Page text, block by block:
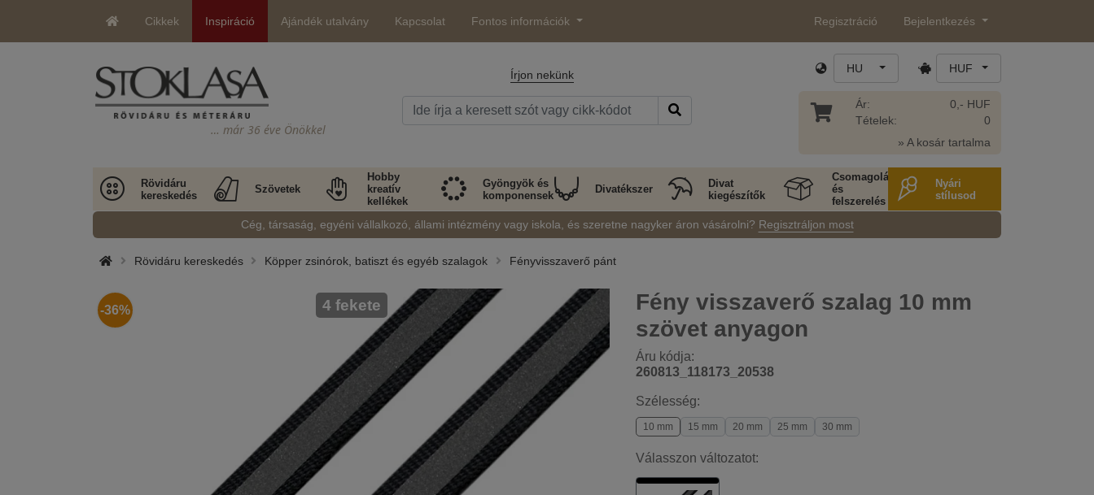
Cikkek Inspiráció Ajándék utalvány Kapcsolat Fontos információk Regisztráció Bejelentkezés
… már 36 éve Önökkel
Írjon nekünk HU HUF
Ár:
Tételek:
0,- HUF
0
» A kosár tartalma
Rövidáru
kereskedés
Szövetek
Hobby
kreatív
kellékek
Gyöngyök és
komponensek
Divatékszer
Divat
kiegészítők
Csomagolás
és
felszerelés
Nyári
stílusod
Cég, társaság, egyéni vállalkozó, állami intézmény vagy iskola, és szeretne nagyker áron vásárolni? Regisztráljon most
Rövidáru kereskedés Köpper zsinórok, batiszt és egyéb szalagok Fényvisszaverő pánt
Fény visszaverő szalag 10 mm
szövet anyagon
Áru kódja:
260813_118173_20538
-36% 4 fekete
Szélesség:
10 mm 15 mm 20 mm 25 mm 30 mm
Válasszon változatot: